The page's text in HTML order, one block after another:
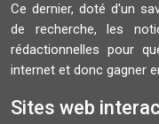
Ce dernier, doté d'un
de recherche, les
rédactionnelles pour
internet et donc gagner
Sites web